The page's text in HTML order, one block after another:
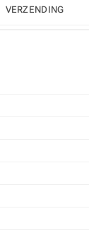
VERZENDING